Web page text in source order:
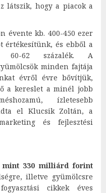
látszik, hogy a piacok a
évente kb. 400-450 ezer
értékesítünk, és ebből a
60-62 százalék. A
minden fajtája
évről évre bővítjük,
a kereslet a minél jobb
ízletesebb
el Klucsik Zoltán, a
és fejlesztési
mint 330 milliárd forint
illetve gyümölcsre
cikkek éves